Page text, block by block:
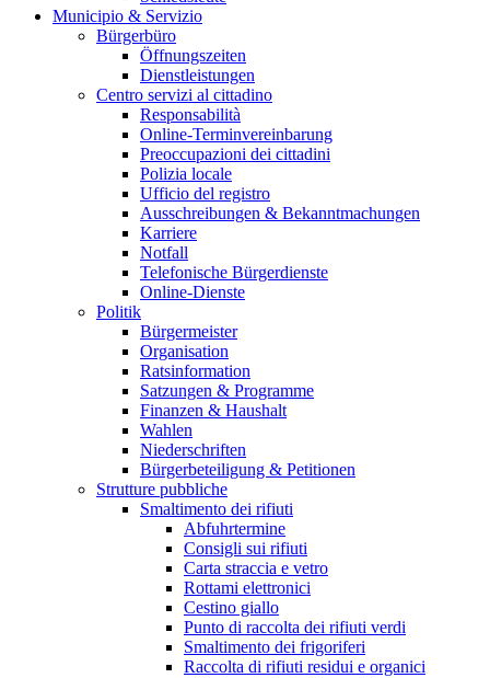
Municipio & Servizio
Bürgerbüro
Öffnungszeiten
Dienstleistungen
Centro servizi al cittadino
Responsabilità
Online-Terminvereinbarung
Preoccupazioni dei cittadini
Polizia locale
Ufficio del registro
Ausschreibungen & Bekanntmachungen
Karriere
Notfall
Telefonische Bürgerdienste
Online-Dienste
Politik
Bürgermeister
Organisation
Ratsinformation
Satzungen & Programme
Finanzen & Haushalt
Wahlen
Niederschriften
Bürgerbeteiligung & Petitionen
Strutture pubbliche
Smaltimento dei rifiuti
Abfuhrtermine
Consigli sui rifiuti
Carta straccia e vetro
Rottami elettronici
Cestino giallo
Punto di raccolta dei rifiuti verdi
Smaltimento dei frigoriferi
Raccolta di rifiuti residui e organici